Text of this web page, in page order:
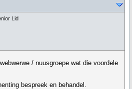
Lid
/ nuusgroepe wat die voordele
bespreek en behandel.